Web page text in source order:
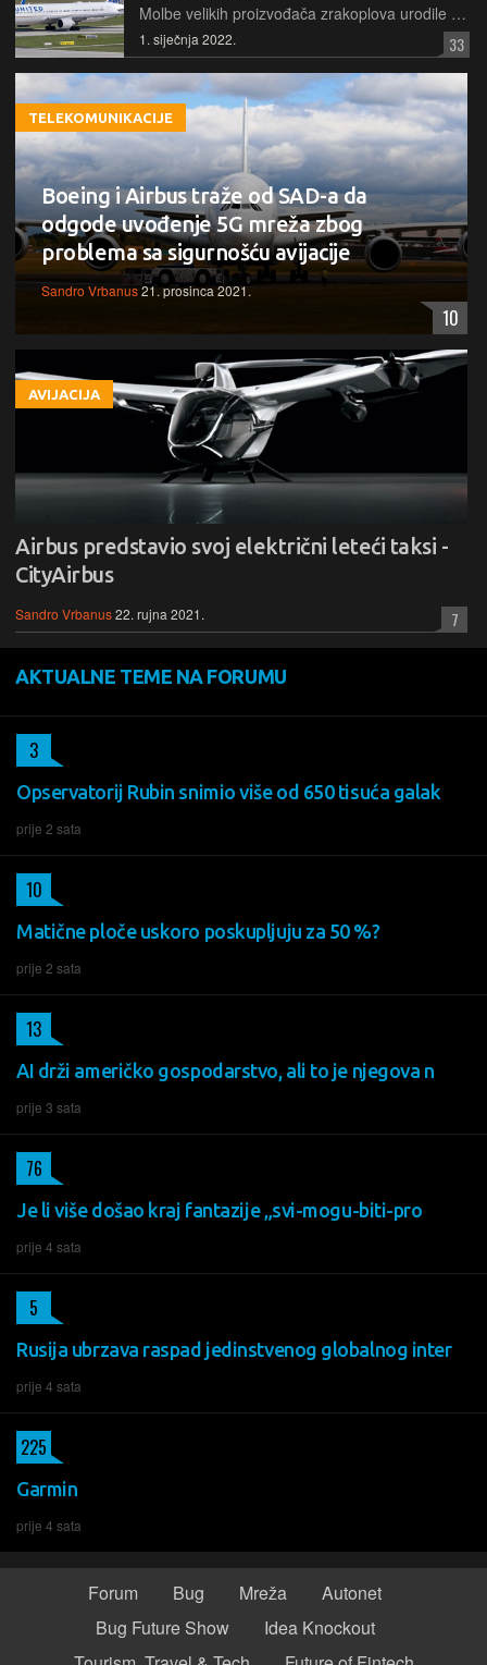
Molbe velikih proizvođača zrakoplova urodile su plodom, američki ministar prometa službeno ih je podržao i zatražio dodatno vrijeme za procjenu učinaka 5G mreža na sigurnost zračnog prometa
1. siječnja 2022. 33
TELEKOMUNIKACIJE
Boeing i Airbus traže od SAD-a da
odgode uvođenje 5G mreža zbog
problema sa sigurnošću avijacije
Sandro Vrbanus21. prosinca 2021.
10
AVIJACIJA
Airbus predstavio svoj električni leteći taksi -
CityAirbus
Sandro Vrbanus22. rujna 2021. 7
AKTUALNE TEME NA FORUMU
Opservatorij Rubin snimio više od 650 tisuća galak
prije 2 sata
3
Matične ploče uskoro poskupljuju za 50 %?
prije 2 sata
10
AI drži američko gospodarstvo, ali to je njegova n
prije 3 sata
13
Je li više došao kraj fantazije „svi-mogu-biti-pro
prije 4 sata
76
Rusija ubrzava raspad jedinstvenog globalnog inter
prije 4 sata
5
Garmin
prije 4 sata
225
Forum Bug Mreža
Autonet
Bug Future Show
Idea Knockout